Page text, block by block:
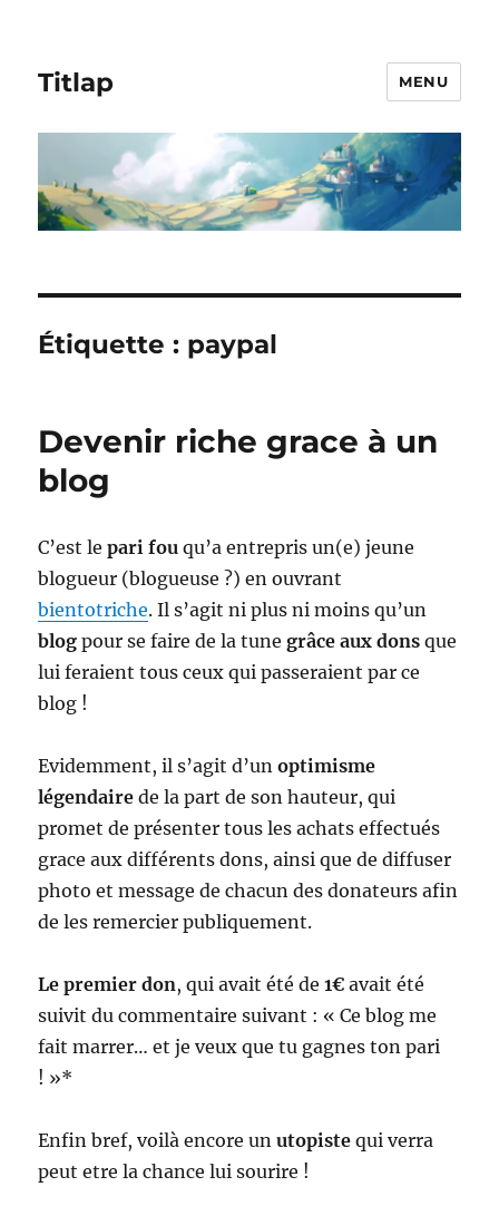
Titlap MENU
Étiquette : paypal
Devenir riche grace à un
blog
C’est lepari fou qu’a entrepris un(e) jeune
blogueur (blogueuse ?) en ouvrant
bientotriche. Il s’agit ni plus ni moins qu’un
blogpour se faire de la tunegrâce aux dons que
lui feraient tous ceux qui passeraient par ce
blog !
Evidemment, il s’agit d’unoptimisme
légendaire de la part de son hauteur, qui
promet de présenter tous les achats effectués
grace aux différents dons, ainsi que de diffuser
photo et message de chacun des donateurs afin
de les remercier publiquement.
Le premier don, qui avait été de1€ avait été
suivit du commentaire suivant : « Ce blog me
fait marrer… et je veux que tu gagnes ton pari
! »*
Enfin bref, voilà encore unutopistequi verra
peut etre la chance lui sourire !